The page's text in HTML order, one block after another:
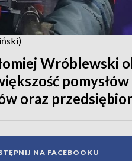
Wróblewski
oraz
NA FACEBOOKU